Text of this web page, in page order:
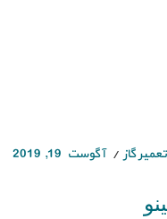
تعمیر گاز آگوست 19, 2019